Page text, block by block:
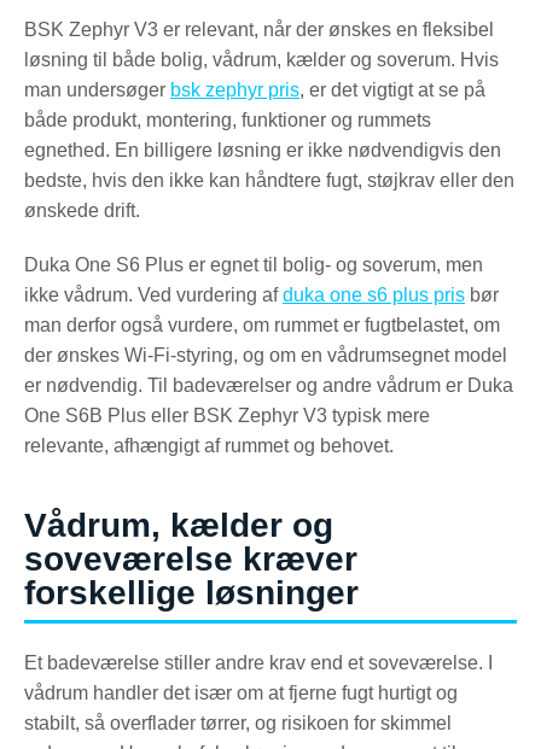
BSK Zephyr V3 er relevant, når der ønskes en fleksibel
løsning til både bolig, vådrum, kælder og soverum. Hvis
man undersøger bsk zephyr pris, er det vigtigt at se på
både produkt, montering, funktioner og rummets
egnethed. En billigere løsning er ikke nødvendigvis den
bedste, hvis den ikke kan håndtere fugt, støjkrav eller den
ønskede drift.
Duka One S6 Plus er egnet til bolig- og soverum, men
ikke vådrum. Ved vurdering afduka one s6 plus pris bør
man derfor også vurdere, om rummet er fugtbelastet, om
der ønskes Wi-Fi-styring, og om en vådrumsegnet model
er nødvendig. Til badeværelser og andre vådrum er Duka
One S6B Plus eller BSK Zephyr V3 typisk mere
relevante, afhængigt af rummet og behovet.
Vådrum, kælder og
soveværelse kræver
forskellige løsninger
Et badeværelse stiller andre krav end et soveværelse. I
vådrum handler det især om at fjerne fugt hurtigt og
stabilt, så overflader tørrer, og risikoen for skimmel